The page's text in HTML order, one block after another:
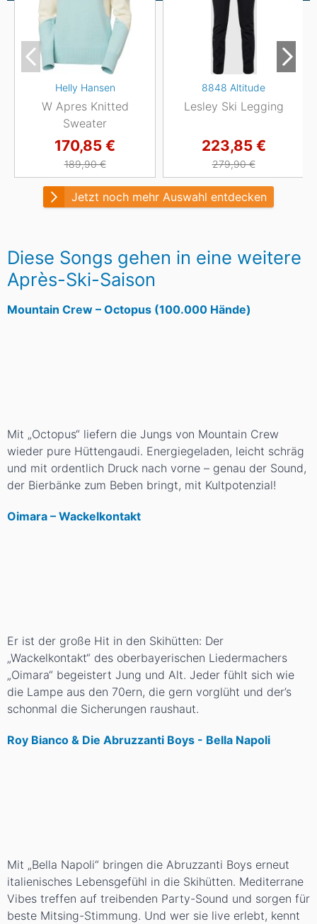
Helly Hansen
W Apres Knitted
Sweater
170,85 €
189,90 €
8848 Altitude
Lesley Ski Legging
223,85 €
279,90 €
Jetzt noch mehr Auswahl entdecken
Diese Songs gehen in eine weitere
Après-Ski-Saison
Mountain Crew – Octopus (100.000 Hände)
Mit „Octopus“ liefern die Jungs von Mountain Crew
wieder pure Hüttengaudi. Energiegeladen, leicht schräg
und mit ordentlich Druck nach vorne – genau der Sound,
der Bierbänke zum Beben bringt, mit Kultpotenzial!
Oimara – Wackelkontakt
Er ist der große Hit in den Skihütten: Der
„Wackelkontakt“ des oberbayerischen Liedermachers
„Oimara“ begeistert Jung und Alt. Jeder fühlt sich wie
die Lampe aus den 70ern, die gern vorglüht und der’s
schonmal die Sicherungen raushaut.
Roy Bianco & Die Abruzzanti Boys - Bella Napoli
Mit „Bella Napoli“ bringen die Abruzzanti Boys erneut
italienisches Lebensgefühl in die Skihütten. Mediterrane
Vibes treffen auf treibenden Party-Sound und sorgen für
beste Mitsing-Stimmung. Und wer sie live erlebt, kennt